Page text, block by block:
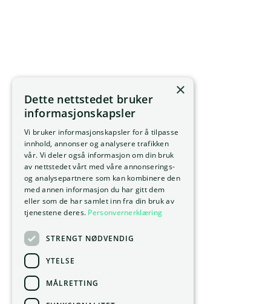
×
Dette nettstedet bruker
informasjonskapsler
Vi bruker informasjonskapsler for å tilpasse
innhold, annonser og analysere trafikken
vår. Vi deler også informasjon om din bruk
av nettstedet vårt med våre annonserings-
og analysepartnere som kan kombinere den
med annen informasjon du har gitt dem
eller som de har samlet inn fra din bruk av
tjenestene deres. Personvernerklæring
STRENGT NØDVENDIG
YTELSE
MÅLRETTING